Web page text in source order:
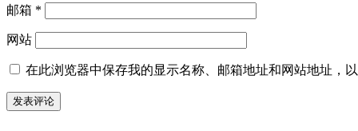
邮箱 *
网站
在此浏览器中保存我的显示名称、邮箱地址和网站地址，